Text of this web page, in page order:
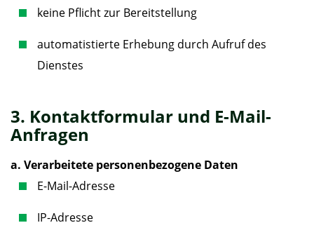
keine Pflicht zur Bereitstellung
automatistierte Erhebung durch Aufruf des
Dienstes
3. Kontaktformular und E-Mail-
Anfragen
a. Verarbeitete personenbezogene Daten
E-Mail-Adresse
IP-Adresse